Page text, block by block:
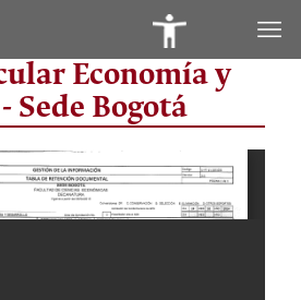
de
Economía y
Sede Bogotá